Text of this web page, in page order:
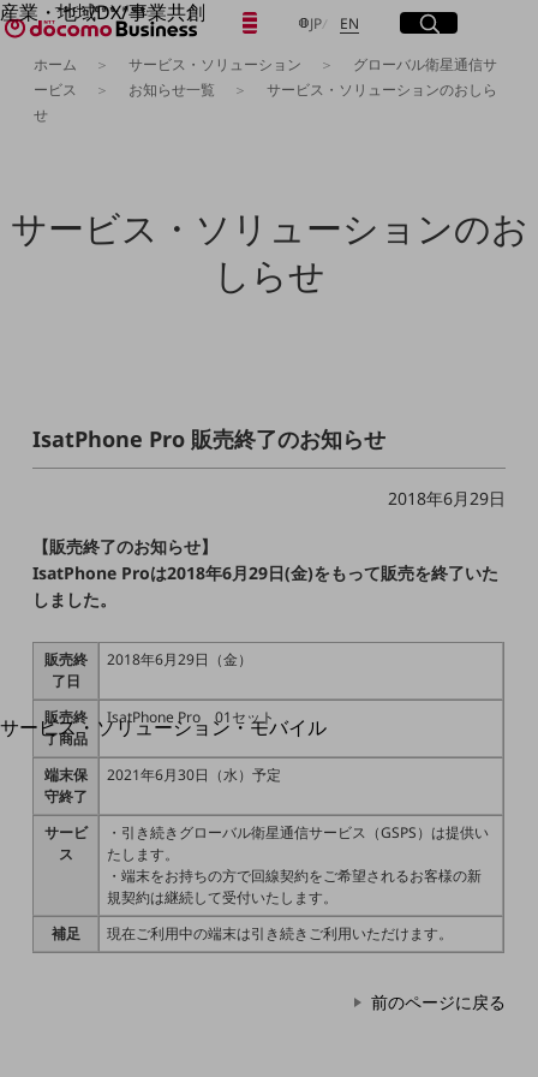
産業・地域DX/事業共創
OPEN HUB for Plural Futures
自律・分散・協調型社会の実現を目指し、
「社会可能性」を探究・実装する事業共創エコシステムです。
OPEN HUB for Plural Futuresとは
事例
Smart World
産業・地域DXプラットフォーマーとして
Smart Worksite
生成AI(Generative AI)
地域経済のさらなる活性化に取り組みます
自治体・地域社会との共創
LGPF(Local Government Platform)
別ウィンドウで開きます
サービス・ソリューション・モバイル
サービス・ソリューションTOP
DXに関する課題を解決する
サービス・ソリューションをご紹介
カテゴリーで探す
カテゴリーで探すTOP
ネットワーク・モバイル
クラウド・データセンター
JP日本語
ENEnglishサイト内検索
開く
メニュー
開く
フリーワードを入力して探す
フリーワードでNTTドコモビジネスの
ホーム サービス・ソリューション
グローバル衛星通信サ
ービス
お知らせ一覧
サービス・ソリューションのおしら
せ
サービス・ソリューションのお
しらせ
IsatPhone Pro 販売終了のお知らせ
2018年6月29日
【販売終了のお知らせ】
IsatPhone Proは2018年6月29日(金)をもって販売を終了いた
しました。
販売終
了日
2018年6月29日（金）
販売終
了商品
IsatPhone Pro 01セット
端末保
守終了
2021年6月30日（水）予定
サービ
ス
・引き続きグローバル衛星通信サービス（GSPS）は提供い
たします。
・端末をお持ちの方で回線契約をご希望されるお客様の新
規契約は継続して受付いたします。
補足
現在ご利用中の端末は引き続きご利用いただけます。
前のページに戻る